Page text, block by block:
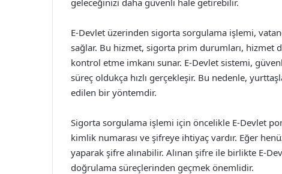
geleceğinizi daha güvenli hale getirebilir.
E-Devlet üzerinden sigorta sorgulama işlemi,
sağlar. Bu hizmet, sigorta prim durumları,
kontrol etme imkanı sunar. E-Devlet sistemi,
süreç oldukça hızlı gerçekleşir. Bu nedenle,
edilen bir yöntemdir.
Sigorta sorgulama işlemi için öncelikle E-Devlet
kimlik numarası ve şifreye ihtiyaç vardır. Eğer
yaparak şifre alınabilir. Alınan şifre ile birlikte E-
doğrulama süreçlerinden geçmek önemlidir.